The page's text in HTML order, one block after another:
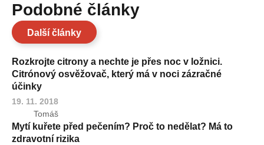
Podobné články
Další články
Rozkrojte citrony a nechte je přes noc v ložnici.
Citrónový osvěžovač, který má v noci zázračné
účinky
19. 11. 2018
Tomáš
Mytí kuřete před pečením? Proč to nedělat? Má to
zdravotní rizika